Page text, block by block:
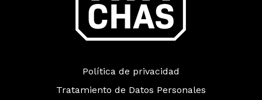
Política de privacidad
Tratamiento de Datos Personales